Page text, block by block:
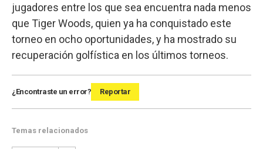
jugadores entre los que sea encuentra nada menos
que Tiger Woods, quien ya ha conquistado este
torneo en ocho oportunidades, y ha mostrado su
recuperación golfística en los últimos torneos.
¿Encontraste un error? Reportar
Temas relacionados